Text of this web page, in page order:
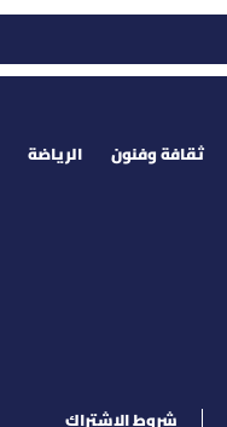
ثقافة وفنون الرياضة
شروط الإشتراك